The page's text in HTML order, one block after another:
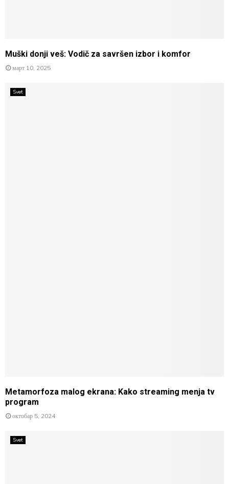
Muški donji veš: Vodič za savršen izbor i komfor
март 10, 2025
Svet
Metamorfoza malog ekrana: Kako streaming menja tv
program
октобар 5, 2024
Svet